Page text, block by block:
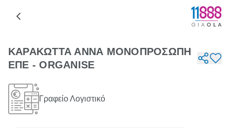
ΚΑΡΑΚΩΤΤΑ ΑΝΝΑ ΜΟΝΟΠΡΟΣΩΠΗ
ΕΠΕ - ORGANISE
Γραφείο Λογιστικό